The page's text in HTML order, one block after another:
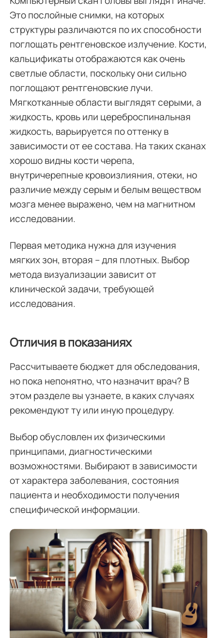
Это послойные снимки, на которых
структуры различаются по их способности
поглощать рентгеновское излучение. Кости,
кальцификаты отображаются как очень
светлые области, поскольку они сильно
поглощают рентгеновские лучи.
Мягкотканные области выглядят серыми, а
жидкость, кровь или цереброспинальная
жидкость, варьируется по оттенку в
зависимости от ее состава. На таких сканах
хорошо видны кости черепа,
внутричерепные кровоизлияния, отеки, но
различие между серым и белым веществом
мозга менее выражено, чем на магнитном
исследовании.
Первая методика нужна для изучения
мягких зон, вторая – для плотных. Выбор
метода визуализации зависит от
клинической задачи, требующей
исследования.
Отличия в показаниях
Рассчитываете бюджет для обследования,
но пока непонятно, что назначит врач? В
этом разделе вы узнаете, в каких случаях
рекомендуют ту или иную процедуру.
Выбор обусловлен их физическими
принципами, диагностическими
возможностями. Выбирают в зависимости
от характера заболевания, состояния
пациента и необходимости получения
специфической информации.